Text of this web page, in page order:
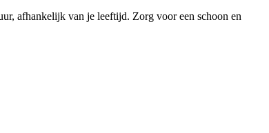
afhankelijk van je leeftijd. Zorg voor een schoon en